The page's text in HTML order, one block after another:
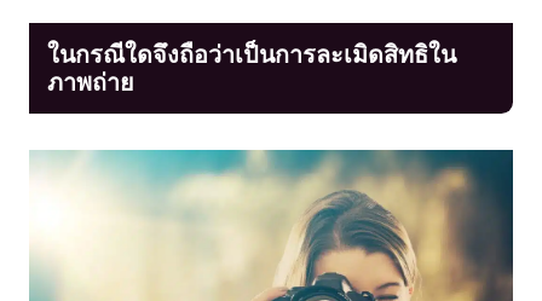
ในกรณีใดจึงถือว่าเป็นการละเมิดสิทธิใน
ภาพถ่าย